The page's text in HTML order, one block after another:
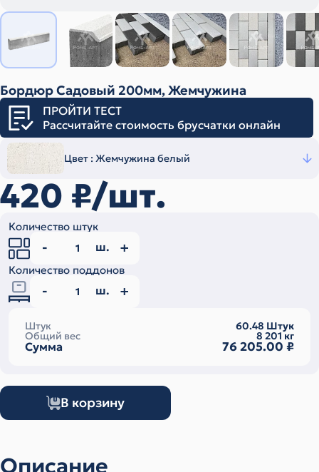
Бордюр Садовый 200мм, Жемчужина
ПРОЙТИ ТЕСТ
Рассчитайте стоимость брусчатки онлайн
Цвет : Жемчужина белый
420 ₽/шт.
Количество штук
ш.
Количество поддонов
ш.
Штук 60.48 Штук
Общий вес 8 201кг
Сумма 76 205.00 ₽
В корзину
Описание